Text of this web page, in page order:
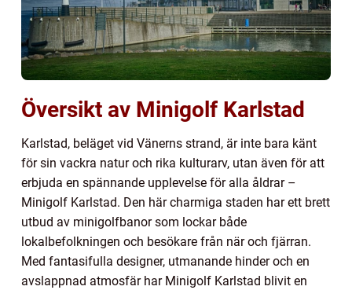
Översikt av Minigolf Karlstad
Karlstad, beläget vid Vänerns strand, är inte bara känt
för sin vackra natur och rika kulturarv, utan även för att
erbjuda en spännande upplevelse för alla åldrar –
Minigolf Karlstad. Den här charmiga staden har ett brett
utbud av minigolfbanor som lockar både
lokalbefolkningen och besökare från när och fjärran.
Med fantasifulla designer, utmanande hinder och en
avslappnad atmosfär har Minigolf Karlstad blivit en